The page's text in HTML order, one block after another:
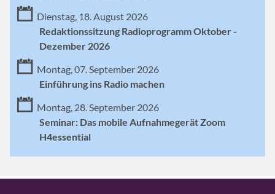
Dienstag, 18. August 2026
Redaktionssitzung Radioprogramm Oktober -
Dezember 2026
Montag, 07. September 2026
Einführung ins Radio machen
Montag, 28. September 2026
Seminar: Das mobile Aufnahmegerät Zoom
H4essential